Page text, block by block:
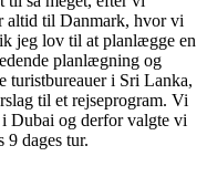
altid til Danmark, hvor vi
jeg lov til at planlægge en
planlægning og
turistbureauer i Sri Lanka,
til et rejseprogram. Vi
Dubai og derfor valgte vi
9 dages tur.